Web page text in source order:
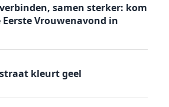
samen sterker: kom
Eerste Vrouwenavond in
kleurt geel